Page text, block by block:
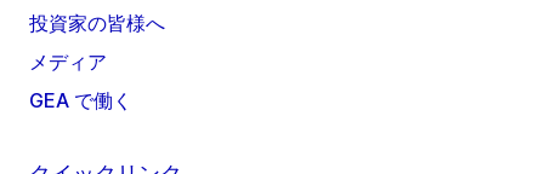
投資家の皆様へ
メディア
GEA で働く